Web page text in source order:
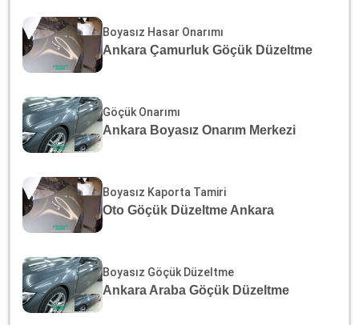
Boyasız Hasar Onarımı
Ankara Çamurluk Göçük Düzeltme
Göçük Onarımı
Ankara Boyasız Onarım Merkezi
Boyasız Kaporta Tamiri
Oto Göçük Düzeltme Ankara
Boyasız Göçük Düzeltme
Ankara Araba Göçük Düzeltme